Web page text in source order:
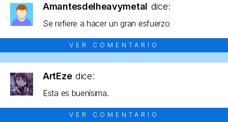
Amantesdelheavymetal dice:
Se refiere a hacer un gran esfuerzo
VER COMENTARIO
ArtEze dice:
Esta es buenísima.
VER COMENTARIO